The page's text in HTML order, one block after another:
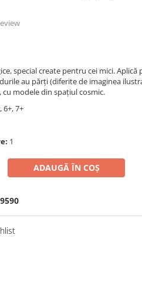
special create pentru cei mici.
au părți (diferite de imaginea
modele din spațiul cosmic.
6+, 7+
1
ADAUGĂ ÎN COȘ